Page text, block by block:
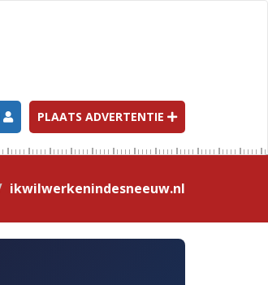
PLAATS ADVERTENTIE
ikwilwerkenindesneeuw.nl